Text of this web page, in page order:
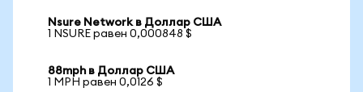
Nsure Network в Доллар США
1 NSURE равен 0,000848 $
88mph в Доллар США
1 MPH равен 0,0126 $